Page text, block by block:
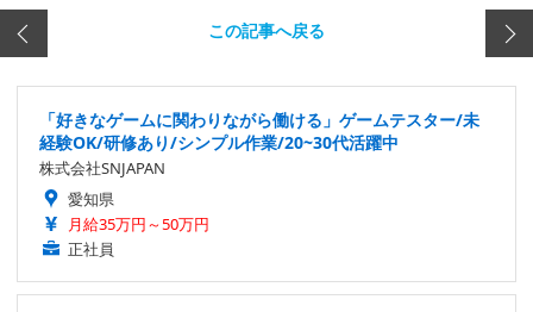
この記事へ戻る
「好きなゲームに関わりながら働ける」ゲームテスター/未
経験OK/研修あり/シンプル作業/20~30代活躍中
株式会社SNJAPAN
愛知県
月給35万円～50万円
正社員